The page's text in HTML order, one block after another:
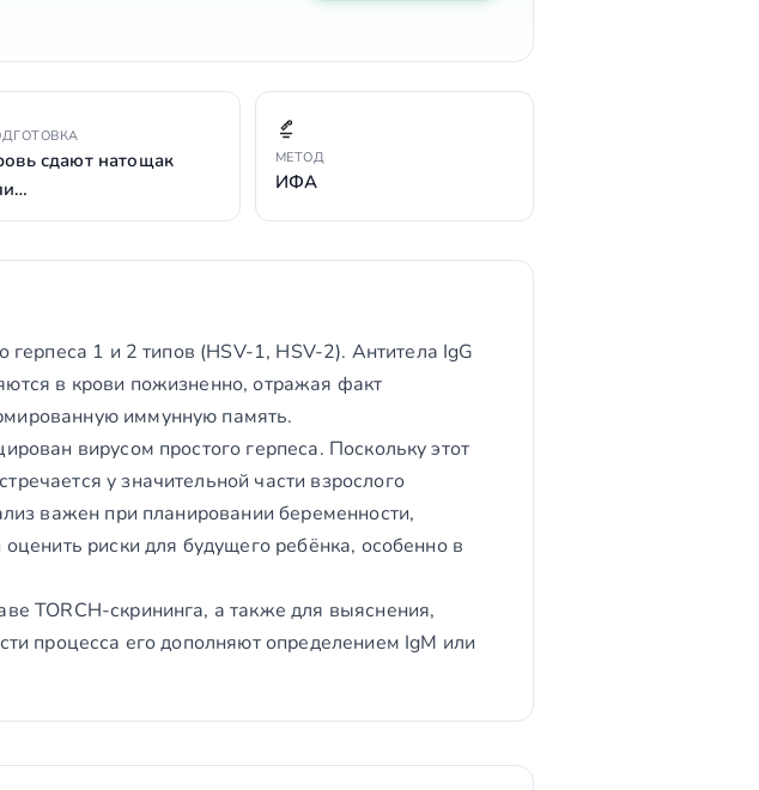
сдают натощак
МЕТОД
ИФА
герпеса 1 и 2 типов (HSV-1, HSV-2). Антитела IgG
в крови пожизненно, отражая факт
иммунную память.
вирусом простого герпеса. Поскольку этот
у значительной части взрослого
важен при планировании беременности,
риски для будущего ребёнка, особенно в
TORCH-скрининга, а также для выяснения,
процесса его дополняют определением IgM или